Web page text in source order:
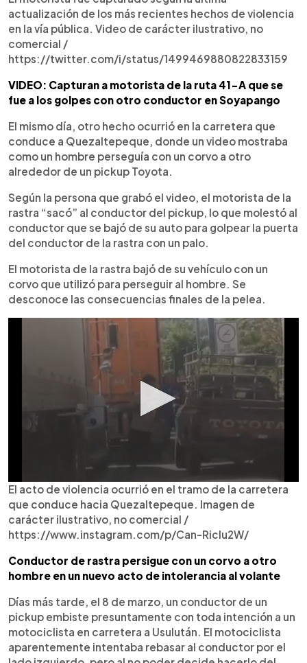
actualización de los más recientes hechos de violencia
en la vía pública. Video de carácter ilustrativo, no
comercial /
https://twitter.com/i/status/1499469880822833159
VIDEO: Capturan a motorista de la ruta 41-A que se
fue a los golpes con otro conductor en Soyapango
El mismo día, otro hecho ocurrió en la carretera que
conduce a Quezaltepeque, donde un video mostraba
como un hombre perseguía con un corvo a otro
alrededor de un pickup Toyota.
Según la persona que grabó el video, el motorista de la
rastra “sacó” al conductor del pickup, lo que molestó al
conductor que se bajó de su auto para golpear la puerta
del conductor de la rastra con un palo.
El motorista de la rastra bajó de su vehículo con un
corvo que utilizó para perseguir al hombre. Se
desconoce las consecuencias finales de la pelea.
El acto de violencia ocurrió en el tramo de la carretera
que conduce hacia Quezaltepeque. Imagen de
carácter ilustrativo, no comercial /
https://www.instagram.com/p/Can-Riclu2W/
Conductor de rastra persigue con un corvo a otro
hombre en un nuevo acto de intolerancia al volante
Días más tarde, el 8 de marzo, un conductor de un
pickup embiste presuntamente con toda intención a un
motociclista en carretera a Usulután. El motociclista
aparentemente intentaba rebasar al conductor por el